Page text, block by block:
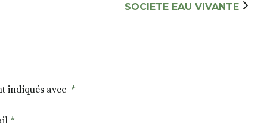
SOCIETE EAU VIVANTE
indiqués avec *
*